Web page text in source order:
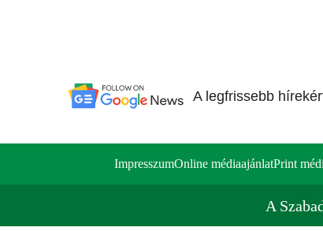
A legfrissebb
ImpresszumOnline médiaajánlatPrint
A